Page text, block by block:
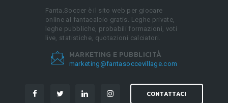
Fanta.Soccer è il sito web per giocare
online al fantacalcio gratis. Leghe private,
leghe pubbliche, probabili formazioni, voti
live, statistiche, quotazioni calciatori.
MARKETING E PUBBLICITÀ
marketing@fantasoccevillage.com
CONTATTACI